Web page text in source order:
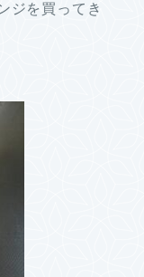
ジを買ってき